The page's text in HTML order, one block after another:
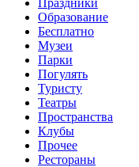
Образование
Бесплатно
Музеи
Парки
Погулять
Туристу
Театры
Пространства
Клубы
Прочее
Рестораны